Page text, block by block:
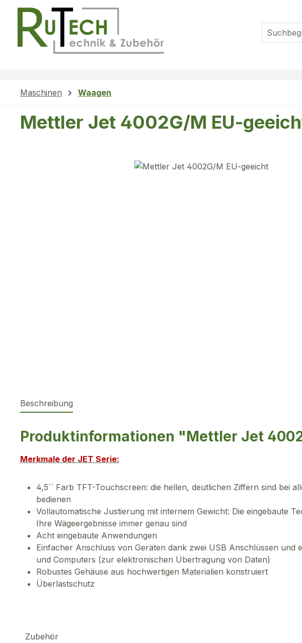
Hauptinhalt springen
Zur Suche springen
Zur Hauptnavigation springen
Maschinen Waagen
Mettler Jet 4002G/M EU-
Beschreibung
Produktinformationen "Mettler Jet
Merkmale der JET Serie:
4,5´´ Farb TFT-Touchscreen: die hellen, deutlichen Ziffern sind bei
bedienen
Vollautomatische Justierung mit internem Gewicht: Die eingebaute
Ihre Wägeergebnisse immer genau sind
Acht eingebaute Anwendungen
Einfacher Anschluss von Geräten dank zwei USB Anschlüssen und
und Computers (zur elektronischen Übertragung von Daten)
Robustes Gehäuse aus hochwertigen Materialien konstruiert
Überlastschutz
Zubehör